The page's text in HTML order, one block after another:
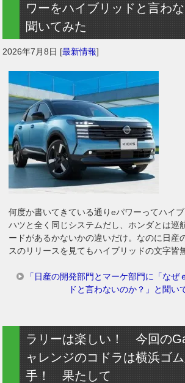
ワーをハイブリッドと言わ
聞いてみた
2026年7月8日 [最新情報]
何度か書いてきている通りeパワーってハイ
ハツと全く同じシステムだし、ホンダとは巡
ードがあるかないかの違いだけ。なのに日産
スのリリースを見てもハイブリッドの文字皆
「日産の開発部門とマーケ部門に「なぜ
ドと言わないのか？」と聞い
ラリーは楽しい！ 今回の
ャレンジのコドラは横浜ゴ
手！ 果たして